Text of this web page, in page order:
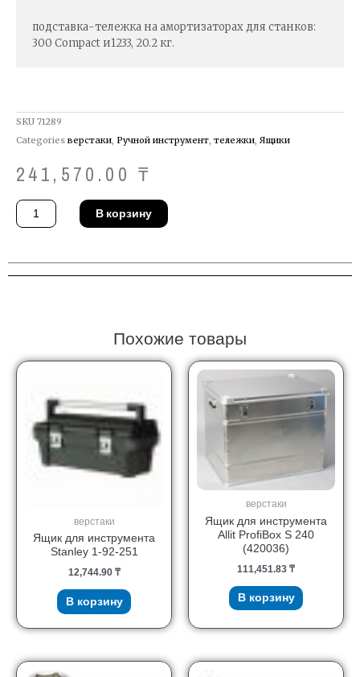
подставка-тележка на амортизаторах для станков:
300 Compact и1233, 20.2 кг.
SKU 71289
Categories верстаки, Ручной инструмент, тележки, Ящики
241,570.00₸
Количество
товара
Подставка
В корзину
Похожие товары
верстаки
Ящик для инструмента
Stanley 1-92-251
12,744.90 ₸
В корзину
верстаки
Ящик для инструмента
Allit ProfiBox S 240
(420036)
111,451.83 ₸
В корзину